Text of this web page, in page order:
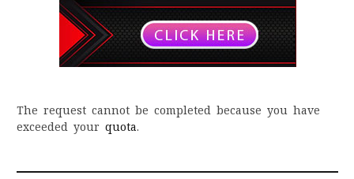
The request cannot be completed because you have
exceeded your quota.